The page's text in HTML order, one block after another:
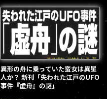
異形の舟に乗っていた蛮女は異星
人か？ 新刊「失われた江戸のUFO
事件『虚舟』の謎」